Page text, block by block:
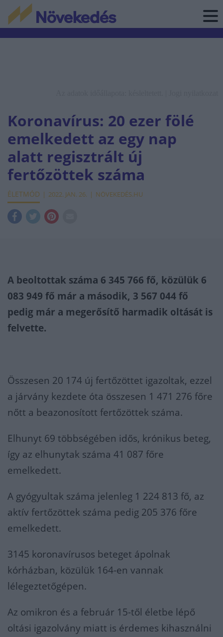
Koronavírus: 20 ezer fölé
emelkedett az egy nap
alatt regisztrált új
fertőzöttek száma
ÉLETMÓD 2022. JAN. 26. NÖVEKEDÉS.HU
A beoltottak száma 6 345 766 fő, közülük 6
083 949 fő már a második, 3 567 044 fő
pedig már a megerősítő harmadik oltását is
felvette.
Összesen 20 174 új fertőzöttet igazoltak, ezzel
a járvány kezdete óta összesen 1 471 276 főre
nőtt a beazonosított fertőzöttek száma.
Elhunyt 69 többségében idős, krónikus beteg,
így az elhunytak száma 41 087 főre
emelkedett.
A gyógyultak száma jelenleg 1 224 813 fő, az
aktív fertőzöttek száma pedig 205 376 főre
emelkedett.
3145 koronavírusos beteget ápolnak
kórházban, közülük 164-en vannak
lélegeztetőgépen.
Az omikron és a február 15-től életbe lépő
oltási igazolvány miatt is érdemes kihasználni